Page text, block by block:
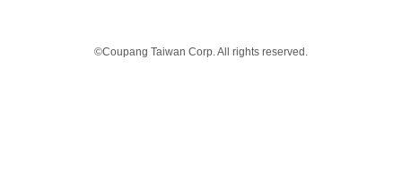
©Coupang Taiwan Corp. All rights reserved.